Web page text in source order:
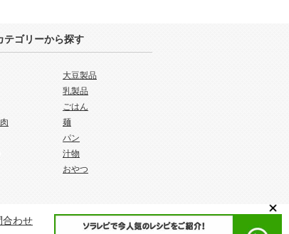
テゴリーから探す
大豆製品
乳製品
ごはん
麺
パン
汁物
おやつ
合わせ